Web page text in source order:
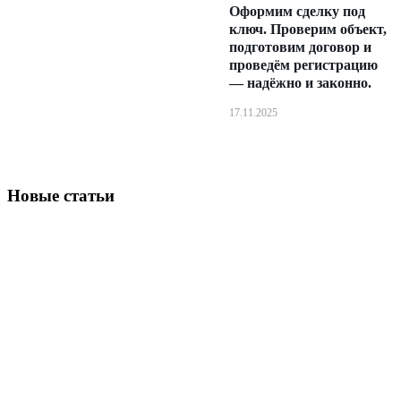
Оформим сделку под
ключ. Проверим объект,
подготовим договор и
проведём регистрацию
— надёжно и законно.
17.11.2025
Новые статьи